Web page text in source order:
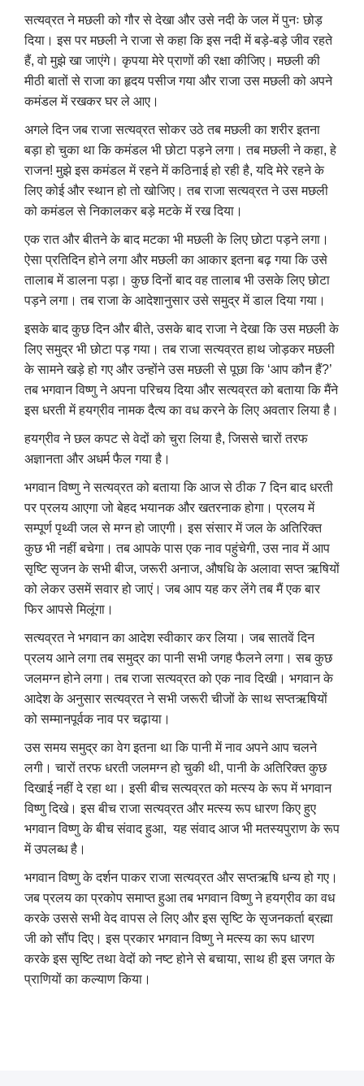
सत्यव्रत ने मछली को गौर से देखा और उसे नदी के जल में पुनः छोड़
दिया। इस पर मछली ने राजा से कहा कि इस नदी में बड़े-बड़े जीव रहते
हैं,वो मुझे खा जाएंगे। कृपया मेरे प्राणों की रक्षा कीजिए। मछली की
मीठी बातों से राजा का हृदय पसीज गया और राजा उस मछली को अपने
कमंडल में रखकर घर ले आए।
अगले दिन जब राजा सत्यव्रत सोकर उठे तब मछली का शरीर इतना
बड़ा हो चुका था कि कमंडल भी छोटा पड़ने लगा। तब मछली ने कहा,हे
राजन! मुझे इस कमंडल में रहने में कठिनाई हो रही है,यदि मेरे रहने के
लिए कोई और स्थान हो तो खोजिए। तब राजा सत्यव्रत ने उस मछली
को कमंडल से निकालकर बड़े मटके में रख दिया।
एक रात और बीतने के बाद मटका भी मछली के लिए छोटा पड़ने लगा।
ऐसा प्रतिदिन होने लगा और मछली का आकार इतना बढ़ गया कि उसे
तालाब में डालना पड़ा। कुछ दिनों बाद वह तालाब भी उसके लिए छोटा
पड़ने लगा। तब राजा के आदेशानुसार उसे समुद्र में डाल दिया गया।
इसके बाद कुछ दिन और बीते,उसके बाद राजा ने देखा कि उस मछली के
लिए समुद्र भी छोटा पड़ गया। तब राजा सत्यव्रत हाथ जोड़कर मछली
के सामने खड़े हो गए और उन्होंने उस मछली से पूछा कि ‘आप कौन हैं?’
तब भगवान विष्णु ने अपना परिचय दिया और सत्यव्रत को बताया कि मैंने
इस धरती में हयग्रीव नामक दैत्य का वध करने के लिए अवतार लिया है।
हयग्रीव ने छल कपट से वेदों को चुरा लिया है,जिससे चारों तरफ
अज्ञानता और अधर्म फैल गया है।
भगवान विष्णु ने सत्यव्रत को बताया कि आज से ठीक 7 दिन बाद धरती
पर प्रलय आएगा जो बेहद भयानक और खतरनाक होगा। प्रलय में
सम्पूर्ण पृथ्वी जल से मग्न हो जाएगी। इस संसार में जल के अतिरिक्त
कुछ भी नहीं बचेगा। तब आपके पास एक नाव पहुंचेगी,उस नाव में आप
सृष्टि सृजन के सभी बीज,जरूरी अनाज, औषधि के अलावा सप्त ऋषियों
को लेकर उसमें सवार हो जाएं। जब आप यह कर लेंगे तब मैं एक बार
फिर आपसे मिलूंगा।
सत्यव्रत ने भगवान का आदेश स्वीकार कर लिया। जब सातवें दिन
प्रलय आने लगा तब समुद्र का पानी सभी जगह फैलने लगा। सब कुछ
जलमग्न होने लगा। तब राजा सत्यव्रत को एक नाव दिखी। भगवान के
आदेश के अनुसार सत्यव्रत ने सभी जरूरी चीजों के साथ सप्तऋषियों
को सम्मानपूर्वक नाव पर चढ़ाया।
उस समय समुद्र का वेग इतना था कि पानी में नाव अपने आप चलने
लगी। चारों तरफ धरती जलमग्न हो चुकी थी,पानी के अतिरिक्त कुछ
दिखाई नहीं दे रहा था। इसी बीच सत्यव्रत को मत्स्य के रूप में भगवान
विष्णु दिखे। इस बीच राजा सत्यव्रत और मत्स्य रूप धारण किए हुए
भगवान विष्णु के बीच संवाद हुआ,यह संवाद आज भी मतस्यपुराण के रूप
में उपलब्ध है।
भगवान विष्णु के दर्शन पाकर राजा सत्यव्रत और सप्तऋषि धन्य हो गए।
जब प्रलय का प्रकोप समाप्त हुआ तब भगवान विष्णु ने हयग्रीव का वध
करके उससे सभी वेद वापस ले लिए और इस सृष्टि के सृजनकर्ता ब्रह्मा
जी को सौंप दिए। इस प्रकार भगवान विष्णु ने मत्स्य का रूप धारण
करके इस सृष्टि तथा वेदों को नष्ट होने से बचाया,साथ ही इस जगत के
प्राणियों का कल्याण किया।